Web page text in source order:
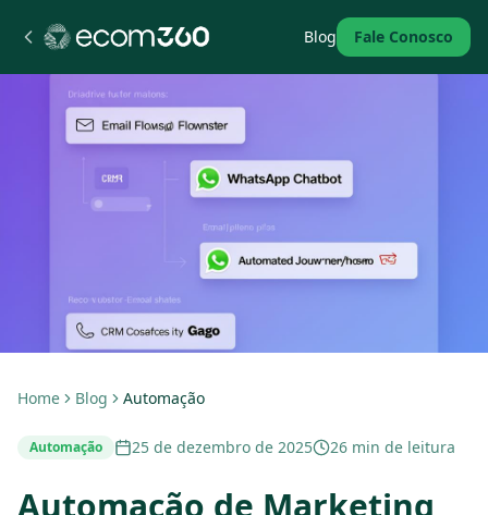
Blog Fale Conosco
Home Blog Automação
Automação 25 de dezembro de 2025 26 min de leitura
Automação de Marketing